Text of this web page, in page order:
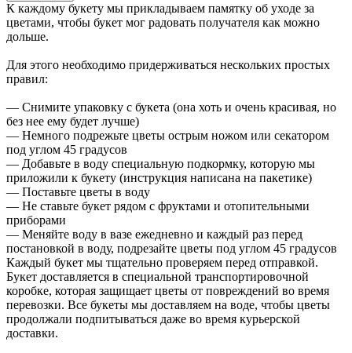
К каждому букету мы прикладываем памятку об уходе за
цветами, чтобы букет мог радовать получателя как можно
дольше.
Для этого необходимо придерживаться нескольких простых
правил:
— Снимите упаковку с букета (она хоть и очень красивая, но
без нее ему будет лучше)
— Немного подрежьте цветы острым ножом или секатором
под углом 45 градусов
— Добавьте в воду специальную подкормку, которую мы
приложили к букету (инструкция написана на пакетике)
— Поставьте цветы в воду
— Не ставьте букет рядом с фруктами и отопительными
приборами
— Меняйте воду в вазе ежедневно и каждый раз перед
постановкой в воду, подрезайте цветы под углом 45 градусов
Каждый букет мы тщательно проверяем перед отправкой.
Букет доставляется в специальной транспортировочной
коробке, которая защищает цветы от повреждений во время
перевозки. Все букеты мы доставляем на воде, чтобы цветы
продолжали подпитываться даже во время курьерской
доставки.